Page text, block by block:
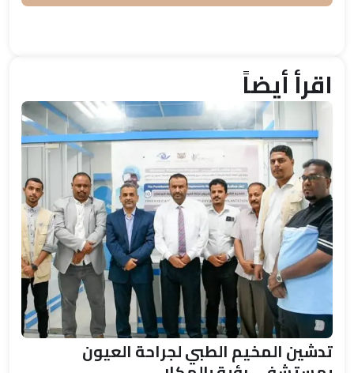
اقرأ أيضاً
تدشين المخيم الطبي لجراحة العيون